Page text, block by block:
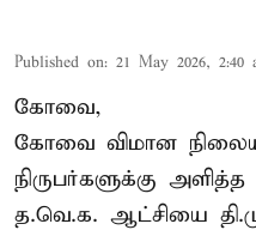
Published on: 21 May 2026, 2:40
கோவை,
கோவை விமான
நிருபர்களுக்கு அளித்த
த.வெ.க. ஆட்சியை